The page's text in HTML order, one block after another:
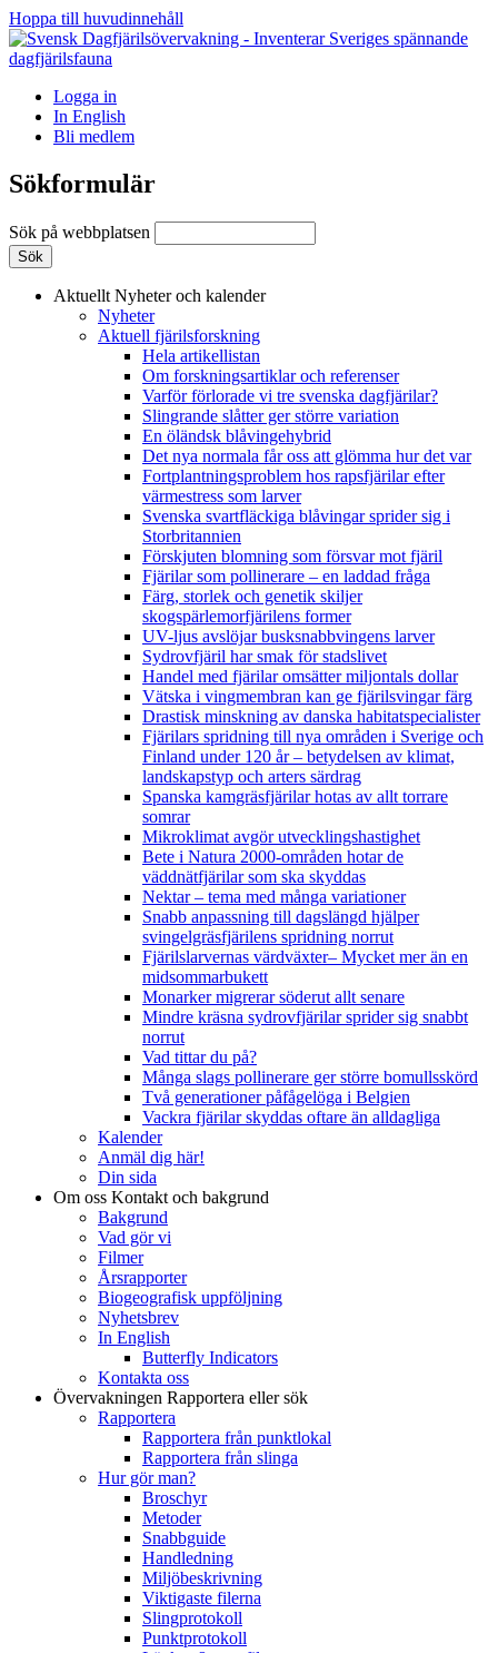
Hoppa till huvudinnehåll
Logga in
In English
Bli medlem
Sökformulär
Sök på webbplatsen
Aktuellt Nyheter och kalender
Nyheter
Aktuell fjärilsforskning
Hela artikellistan
Om forskningsartiklar och referenser
Varför förlorade vi tre svenska dagfjärilar?
Slingrande slåtter ger större variation
En öländsk blåvingehybrid
Det nya normala får oss att glömma hur det var
Fortplantningsproblem hos rapsfjärilar efter
värmestress som larver
Svenska svartfläckiga blåvingar sprider sig i
Storbritannien
Förskjuten blomning som försvar mot fjäril
Fjärilar som pollinerare – en laddad fråga
Färg, storlek och genetik skiljer
skogspärlemorfjärilens former
UV-ljus avslöjar busksnabbvingens larver
Sydrovfjäril har smak för stadslivet
Handel med fjärilar omsätter miljontals dollar
Vätska i vingmembran kan ge fjärilsvingar färg
Drastisk minskning av danska habitatspecialister
Fjärilars spridning till nya områden i Sverige och
Finland under 120 år– betydelsen av klimat,
landskapstyp och arters särdrag
Spanska kamgräsfjärilar hotas av allt torrare
somrar
Mikroklimat avgör utvecklingshastighet
Bete i Natura 2000-områden hotar de
väddnätfjärilar som ska skyddas
Nektar – tema med många variationer
Snabb anpassning till dagslängd hjälper
svingelgräsfjärilens spridning norrut
Fjärilslarvernas värdväxter– Mycket mer än en
midsommarbukett
Monarker migrerar söderut allt senare
Mindre kräsna sydrovfjärilar sprider sig snabbt
norrut
Vad tittar du på?
Många slags pollinerare ger större bomullsskörd
Två generationer påfågelöga i Belgien
Vackra fjärilar skyddas oftare än alldagliga
Kalender
Anmäl dig här!
Din sida
Om oss Kontakt och bakgrund
Bakgrund
Vad gör vi
Filmer
Årsrapporter
Biogeografisk uppföljning
Nyhetsbrev
In English
Butterfly Indicators
Kontakta oss
Övervakningen Rapportera eller sök
Rapportera
Rapportera från punktlokal
Rapportera från slinga
Hur gör man?
Broschyr
Metoder
Snabbguide
Handledning
Miljöbeskrivning
Viktigaste filerna
Slingprotokoll
Punktprotokoll